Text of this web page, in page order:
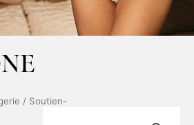
/ Soutien-